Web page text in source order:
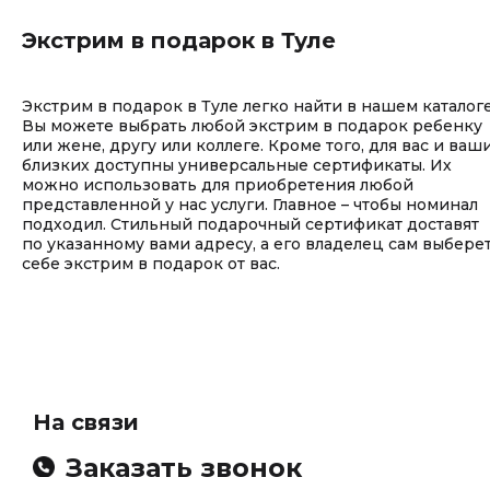
Экстрим в подарок в Туле
Экстрим в подарок в Туле легко найти в нашем
Вы можете выбрать любой экстрим в подарок ребенку
или жене, другу или коллеге. Кроме того, для вас и
близких доступны универсальные сертификаты. Их
можно использовать для приобретения любой
представленной у нас услуги. Главное – чтобы номинал
подходил. Стильный подарочный сертификат доставят
по указанному вами адресу, а его владелец сам
себе экстрим в подарок от вас.
На связи
Заказать звонок